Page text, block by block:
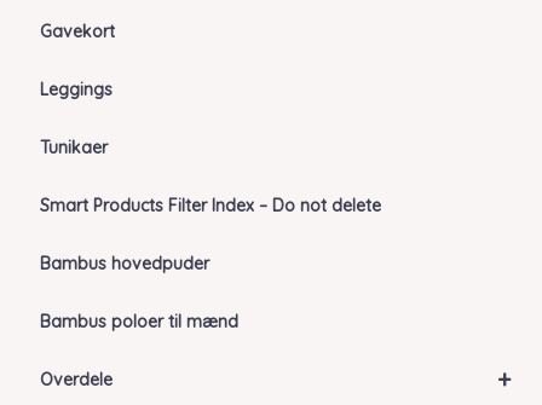
Gavekort
Leggings
Tunikaer
Smart Products Filter Index – Do not delete
Bambus hovedpuder
Bambus poloer til mænd
+
Overdele